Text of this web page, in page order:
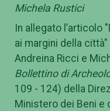
Michela Rustici
In allegato l’articolo
ai margini della
Andreina Ricci e
Bollettino di
109 - 124) della
Ministero dei Beni e